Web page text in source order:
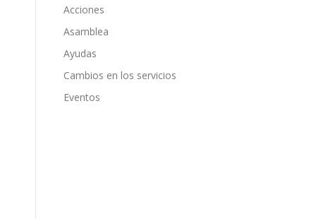
Acciones
Asamblea
Ayudas
Cambios en los servicios
Eventos